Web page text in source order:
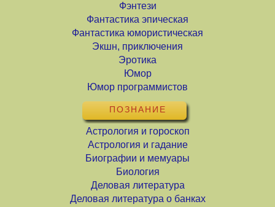
Фэнтези
Фантастика эпическая
Фантастика юмористическая
Экшн, приключения
Эротика
Юмор
Юмор программистов
ПОЗНАНИЕ
Астрология и гороскоп
Астрология и гадание
Биографии и мемуары
Биология
Деловая литература
Деловая литература о банках